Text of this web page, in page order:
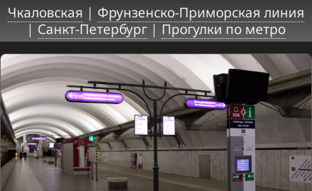
Чкаловская | Фрунзенско-Приморская линия
|Санкт-Петербург|Прогулки по метро